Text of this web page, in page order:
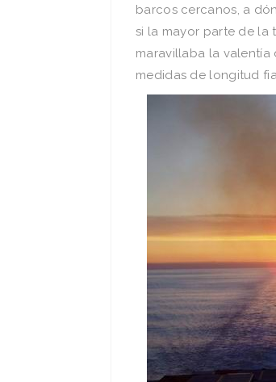
barcos cercanos, a
si la mayor parte de la
maravillaba la valentí­a
medidas de longitud